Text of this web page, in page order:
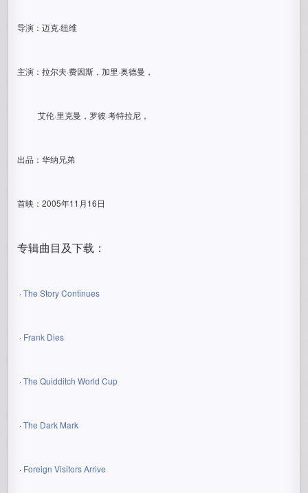
导演：迈克·纽维
主演：拉尔夫·费因斯，加里·奥德曼，
艾伦·里克曼，罗彼·考特拉尼，
出品：华纳兄弟
首映：2005年11月16日
专辑曲目及下载：
·The Story Continues
· Frank Dies
·The Quidditch World Cup
·The Dark Mark
· Foreign Visitors Arrive